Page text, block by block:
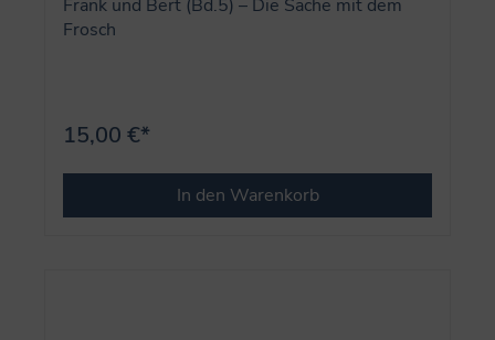
Frank und Bert (Bd.5) – Die Sache mit dem
Frosch
15,00 €*
In den Warenkorb